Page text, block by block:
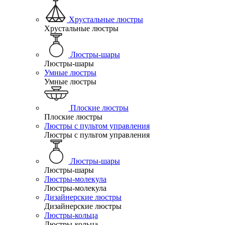
Хрустальные люстры
Хрустальные люстры
Люстры-шары
Люстры-шары
Умные люстры
Умные люстры
Плоские люстры
Плоские люстры
Люстры с пультом управления
Люстры с пультом управления
Люстры-шары
Люстры-шары
Люстры-молекула
Люстры-молекула
Дизайнерские люстры
Дизайнерские люстры
Люстры-кольца